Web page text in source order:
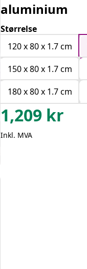
aluminium
Størrelse
120 x 80 x 1.7 cm
150 x 80 x 1.7 cm
180 x 80 x 1.7 cm
1,209 kr
Inkl. MVA